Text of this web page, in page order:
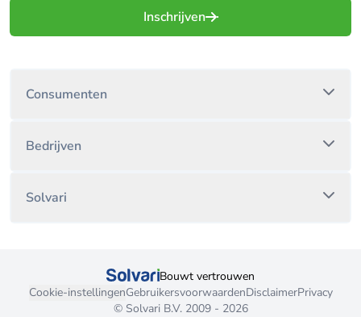
Inschrijven
Consumenten
Bedrijven
Solvari
Bouwt vertrouwen
Cookie-instellingenGebruikersvoorwaardenDisclaimerPrivacy
© Solvari B.V. 2009 - 2026